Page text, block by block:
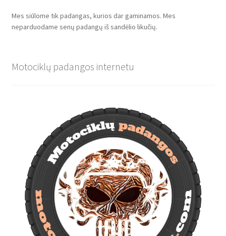
Mes siūlome tik padangas, kurios dar gaminamos. Mes
neparduodame senų padangų iš sandėlio likučių.
Motociklų padangos internetu